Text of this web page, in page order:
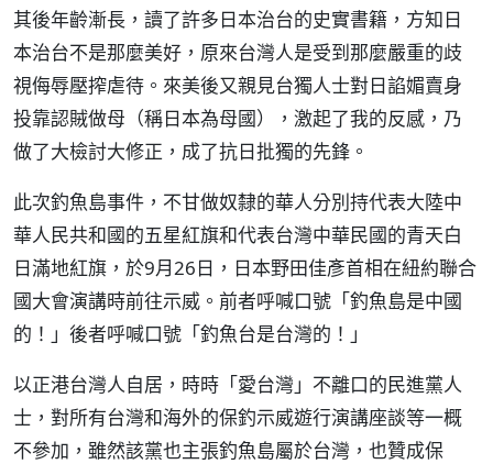
其後年齡漸長，讀了許多日本治台的史實書籍，方知日
本治台不是那麼美好，原來台灣人是受到那麼嚴重的歧
視侮辱壓搾虐待。來美後又親見台獨人士對日諂媚賣身
投靠認賊做母（稱日本為母國），激起了我的反感，乃
做了大檢討大修正，成了抗日批獨的先鋒。
此次釣魚島事件，不甘做奴隸的華人分別持代表大陸中
華人民共和國的五星紅旗和代表台灣中華民國的青天白
日滿地紅旗，於9月26日，日本野田佳彥首相在紐約聯合
國大會演講時前往示威。前者呼喊口號「釣魚島是中國
的！」後者呼喊口號「釣魚台是台灣的！」
以正港台灣人自居，時時「愛台灣」不離口的民進黨人
士，對所有台灣和海外的保釣示威遊行演講座談等一概
不參加，雖然該黨也主張釣魚島屬於台灣，也贊成保